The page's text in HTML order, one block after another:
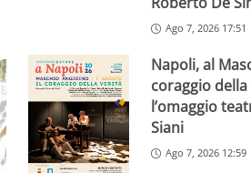
Ago 7, 2026 17:51
Napoli, al
coraggio
l’omaggio
Siani
Ago 7, 2026 12:59